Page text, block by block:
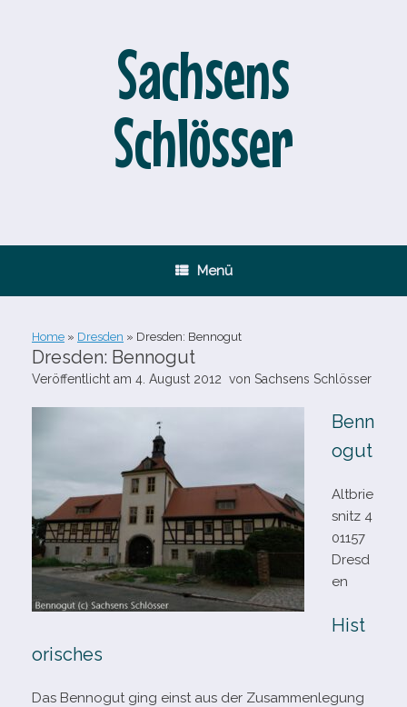
Sachsens
Schlösser
Menü
Home » Dresden » Dresden: Bennogut
Dresden: Bennogut
Veröffentlicht am 4. August 2012 von Sachsens Schlösser
Benn
ogut
Altbrie
snitz 4
01157
Dresd
en
Hist
orisches
Das Bennogut ging einst aus der Zusammenlegung